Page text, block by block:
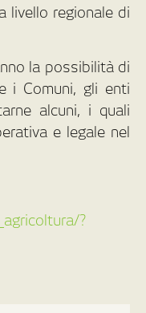
livello regionale di
la possibilità di
i Comuni, gli enti
alcuni, i quali
e legale nel
?